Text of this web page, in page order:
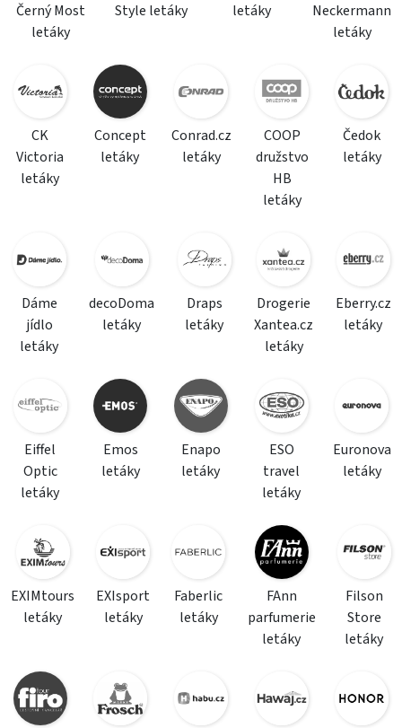
Černý Most
letáky
Style letáky
letáky
Neckermann
letáky
CK
Victoria
letáky
Concept
letáky
Conrad.cz
letáky
COOP
družstvo
HB
letáky
Čedok
letáky
Dáme
jídlo
letáky
decoDoma
letáky
Draps
letáky
Drogerie
Xantea.cz
letáky
Eberry.cz
letáky
Eiffel
Optic
letáky
Emos
letáky
Enapo
letáky
ESO
travel
letáky
Euronova
letáky
EXIMtours
letáky
EXIsport
letáky
Faberlic
letáky
FAnn
parfumerie
letáky
Filson
Store
letáky